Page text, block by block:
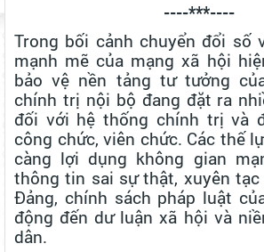
----***----
Trong bối cảnh chuyển đổi số
mạnh mẽ của mạng xã hội
bảo vệ nền tảng tư tưởng
chính trị nội bộ đang đặt ra
đối với hệ thống chính trị và
công chức, viên chức. Các thế
càng lợi dụng không gian
thông tin sai sự thật, xuyên
Đảng, chính sách pháp luật
động đến dư luận xã hội và
dân.